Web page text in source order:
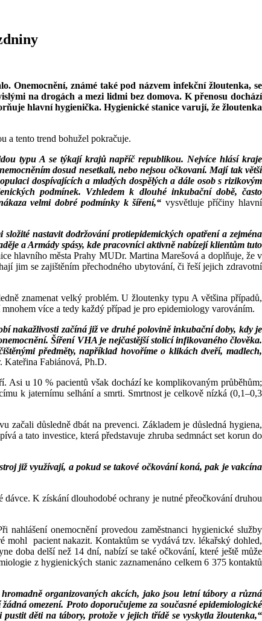
Onemocnění, známé také pod názvem infekční žloutenka, se
na drogách a mezi lidmi bez domova. K přenosu dochází
hlavní hygienička. Hygienické stanice varují, že žloutenka
a tento trend bohužel pokračuje.
typu A se týkají krajů napříč republikou. Nejvíce hlásí kraje
dosud nesetkali, nebo nejsou očkovaní. Mají tak větší
dospívajících a mladých dospělých a dále osob s rizikovým
podmínek. Vzhledem k dlouhé inkubační době, často
velmi dobré podmínky k šíření,“ vysvětluje příčiny hlavní
nastavit dodržování protiepidemických opatření a zejména
a Armády spásy, kde pracovníci aktivně nabízejí klientům tuto
hlavního města Prahy MUDr. Martina Marešová a doplňuje, že v
jim se zajištěním přechodného ubytování, či řeší jejich zdravotní
znamenat velký problém. U žloutenky typu A většina případů,
více a tedy každý případ je pro epidemiology varováním.
nakažlivosti začíná již ve druhé polovině inkubační doby, kdy je
Šíření VHA je nejčastější stolicí infikovaného člověka.
předměty, například hovoříme o klikách dveří, madlech,
Fabiánová, Ph.D.
Asi u 10 % pacientů však dochází ke komplikovaným průběhům;
k jaternímu selhání a smrti. Smrtnost je celkově nízká (0,1–0,3
důsledně dbát na prevenci. Základem je důsledná hygiena,
a tato investice, která představuje zhruba sedmnáct set korun do
již využívají, a pokud se takové očkování koná, pak je vakcína
K získání dlouhodobé ochrany je nutné přeočkování druhou
onemocnění provedou zaměstnanci hygienické služby
mohl pacient nakazit. Kontaktům se vydává tzv. lékařský dohled,
doba delší než 14 dní, nabízí se také očkování, které ještě může
z hygienických stanic zaznamenáno celkem 6 375 kontaktů
organizovaných akcích, jako jsou letní tábory a různá
omezení. Proto doporučujeme za současné epidemiologické
děti na tábory, protože v jejich třídě se vyskytla žloutenka,“